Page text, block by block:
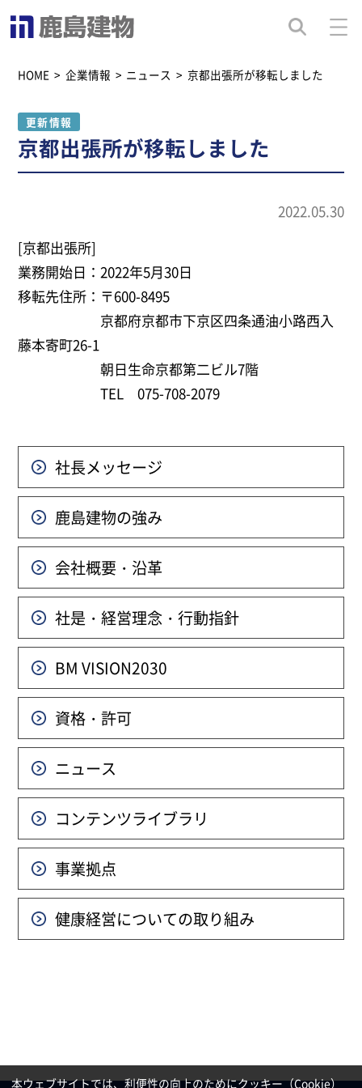
HOME > 企業情報 > ニュース > 京都出張所が移転しました
更新情報
京都出張所が移転しました
2022.05.30
[京都出張所]
業務開始日：2022年5月30日
移転先住所：〒600-8495
京都府京都市下京区四条通油小路西入
藤本寄町26-1
朝日生命京都第二ビル7階
TEL 075-708-2079
社長メッセージ
鹿島建物の強み
会社概要・沿革
社是・経営理念・行動指針
BM VISION2030
資格・許可
ニュース
コンテンツライブラリ
事業拠点
健康経営についての取り組み
本ウェブサイトでは、利便性の向上のためにクッキー（Cookie）